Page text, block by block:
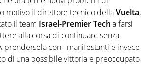
motivo il direttore tecnico dellaVuelta,
il team Israel-Premier Tech a farsi
alla corsa di continuare senza
prendersela con i manifestanti è invece
di una possibile vittoria e preoccupato